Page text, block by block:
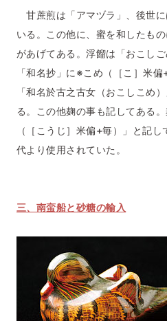
甘蔗煎は「アマヅラ」、後世
いる。この他に、蜜を和したも
があげてある。浮餾は「おこし
「和名抄」に ※こめ（［こ］米偏
「和名於古之古女（おこしこめ
る。この他麹の事も記してある
（［こうじ］米偏+毎）」と記
代より使用されていた。
三、南蛮船と砂糖の輸入